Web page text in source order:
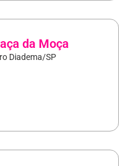
da Moça
Diadema/SP